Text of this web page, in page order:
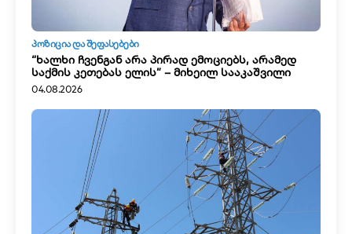
ᲞᲝᲖᲘᲪᲘᲐ ᲓᲐ ᲨᲔᲤᲐᲡᲔᲑᲔᲑᲘ
“ხალხი ჩვენგან არა პირად ემოციებს, არამედ
საქმის კეთებას ელის” – მიხეილ სააკაშვილი
04.08.2026